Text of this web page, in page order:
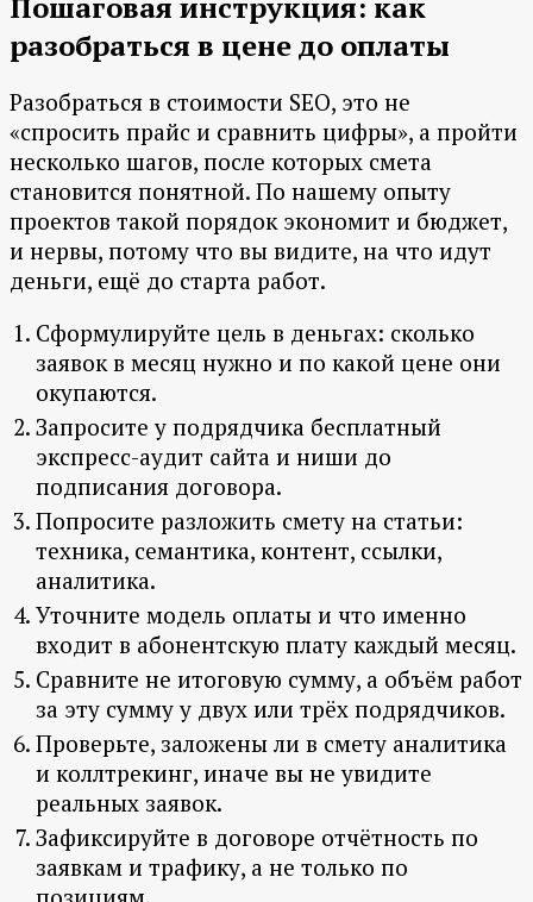
разобраться в цене до оплаты
Разобраться в стоимости SEO, это не
«спросить прайс и сравнить цифры», а пройти
несколько шагов, после которых смета
становится понятной. По нашему опыту
проектов такой порядок экономит и бюджет,
и нервы, потому что вы видите, на что идут
деньги, ещё до старта работ.
Сформулируйте цель в деньгах: сколько
заявок в месяц нужно и по какой цене они
окупаются.
Запросите у подрядчика бесплатный
экспресс-аудит сайта и ниши до
подписания договора.
Попросите разложить смету на статьи:
техника, семантика, контент, ссылки,
аналитика.
Уточните модель оплаты и что именно
входит в абонентскую плату каждый месяц.
Сравните не итоговую сумму, а объём работ
за эту сумму у двух или трёх подрядчиков.
Проверьте, заложены ли в смету аналитика
и коллтрекинг, иначе вы не увидите
реальных заявок.
Зафиксируйте в договоре отчётность по
заявкам и трафику, а не только по